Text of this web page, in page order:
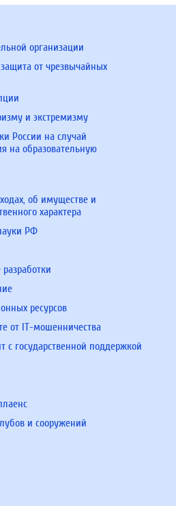
организации
от чрезвычайных
и экстремизму
России на случай
на образовательную
об имуществе и
характера
РФ
ресурсов
от IT-мошенничества
с государственной поддержкой
и сооружений